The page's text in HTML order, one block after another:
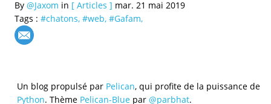
By @Jaxom in [ Articles ] mar. 21 mai 2019
Tags : #chatons, #web, #Gafam,
Un blog propulsé par Pelican, qui profite de la puissance de
Python. Thème Pelican-Blue par @parbhat.